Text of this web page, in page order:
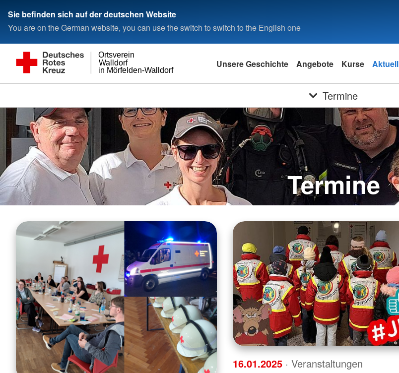
Sie befinden sich auf der deutschen Website
You are on the German website, you can use the switch to switch to the English one
in Mörfelden-Walldorf
Walldorf
Ortsverein
Unsere Geschichte Angebote Kurse Aktuell
Termine
Termine
16.01.2025 · Veranstaltungen